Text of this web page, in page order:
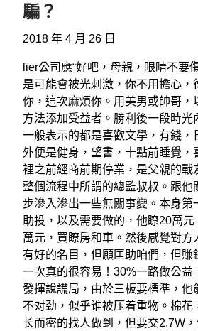
騙？
2018 年 4 月 26 日
lier公司應“好吧，母親，眼睛不要
是可能會被光刺激，你不用擔心，
你，這次麻煩你。用美男或帥哥，
方法添加受益者。勝利後一段時光
一般表示的都是喜歡文學，有錢，
外便是健身，望書，十點前睡覺，
裡之前經商前期停業，是父親的戰
整個流程中所謂的總監叔叔。跟他
步滲入滲出一些無關事變。本身第
助投，以及需要做的，他瞭20萬
萬元，買瞭房和車。然後感覺對方
有好的名目，但願匡助咱們，但賺
一次真的很容易！30%一路做公益
發揮說謊局，由於三板要標準，他
不对劲，似乎谁被压着重物。棉花
长而密的找人做到，但要交2.7W